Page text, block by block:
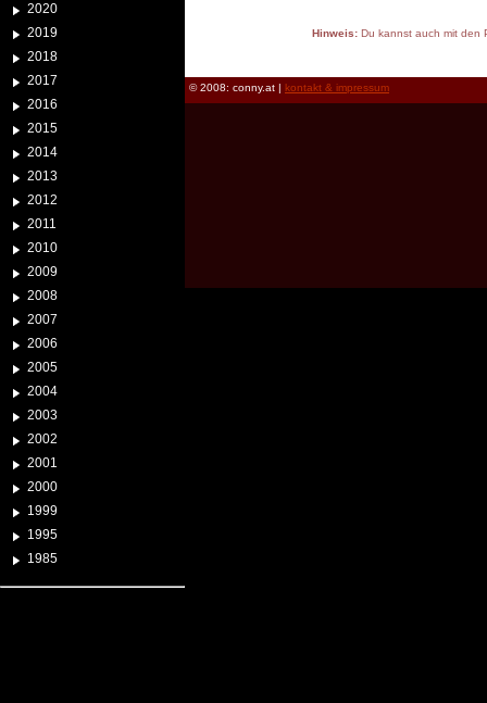
2020
2019
2018
2017
2016
2015
2014
2013
2012
2011
2010
2009
2008
2007
2006
2005
2004
2003
2002
2001
2000
1999
1995
1985
Hinweis:Du kannst auch mit den
© 2008: conny.at | kontakt & impressum